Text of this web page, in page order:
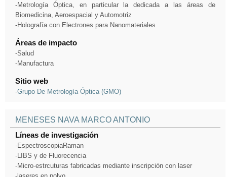
-Metrología Óptica, en particular la dedicada a las áreas de
Biomedicina, Aeroespacial y Automotriz
-Holografía con Electrones para Nanomateriales
Áreas de impacto
-Salud
-Manufactura
Sitio web
-Grupo De Metrología Óptica (GMO)
MENESES NAVA MARCO ANTONIO
Líneas de investigación
-EspectroscopiaRaman
-LIBS y de Fluorecencia
-Micro-estrcuturas fabricadas mediante inscripción con laser